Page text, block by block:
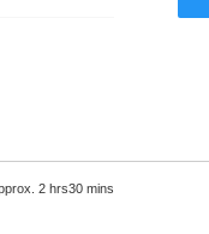
2 hrs30 mins